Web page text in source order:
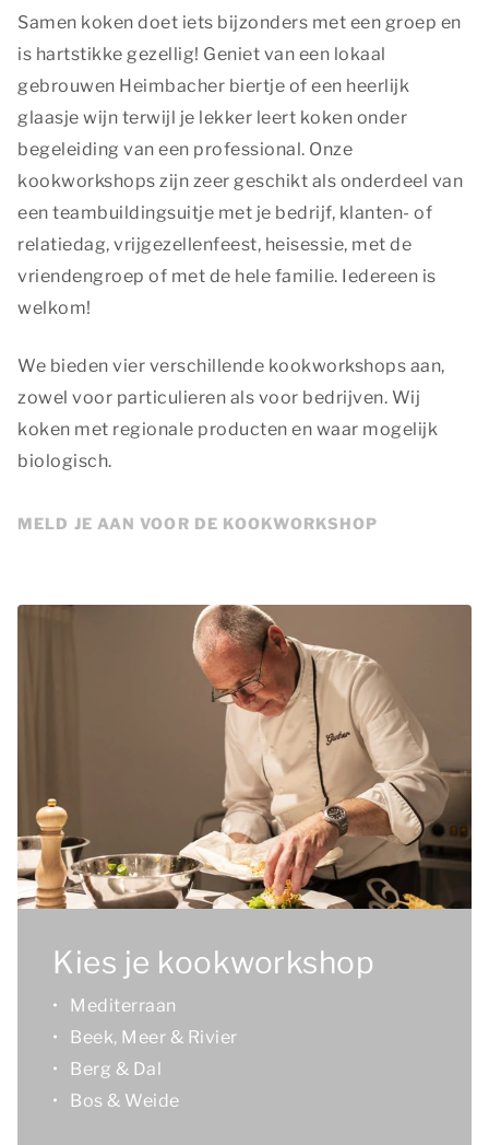
Samen koken doet iets bijzonders met een groep en
is hartstikke gezellig! Geniet van een lokaal
gebrouwen Heimbacher biertje of een heerlijk
glaasje wijn terwijl je lekker leert koken onder
begeleiding van een professional. Onze
kookworkshops zijn zeer geschikt als onderdeel van
een teambuildingsuitje met je bedrijf, klanten- of
relatiedag, vrijgezellenfeest, heisessie, met de
vriendengroep of met de hele familie. Iedereen is
welkom!
We bieden vier verschillende kookworkshops aan,
zowel voor particulieren als voor bedrijven. Wij
koken met regionale producten en waar mogelijk
biologisch.
MELD JE AAN VOOR DE KOOKWORKSHOP
Kies je kookworkshop
Mediterraan
Beek, Meer & Rivier
Berg & Dal
Bos & Weide